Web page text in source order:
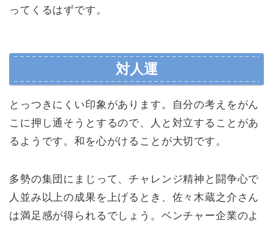
ってくるはずです。
対人運
とっつきにくい印象があります。自分の考えをがん
こに押し通そうとするので、人と対立することがあ
るようです。和を心がけることが大切です。
多勢の集団にまじって、チャレンジ精神と闘争心で
人並み以上の成果を上げるとき、佐々木蔵之介さん
は満足感が得られるでしょう。ベンチャー企業のよ